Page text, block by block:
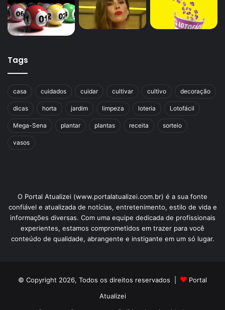
Tags
casa cuidados cuidar cultivar cultivo decoração
dicas horta jardim limpeza loteria Lotofácil
Mega-Sena plantar plantas receita sorteio
vasos
O Portal Atualizei (www.portalatualizei.com.br) é a sua fonte
confiável e atualizada de notícias, entretenimento, estilo de vida e
informações diversas. Com uma equipe dedicada de profissionais
experientes, estamos comprometidos em trazer para você
conteúdo de qualidade, abrangente e instigante em um só lugar.
© Copyright 2026, Todos os direitos reservados |
Portal
Atualizei